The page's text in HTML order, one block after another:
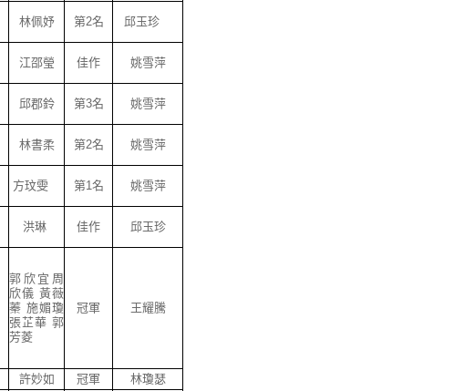
林佩妤 第2名 邱玉珍
江邵瑩 佳作 姚雪萍
邱郡鈴 第3名 姚雪萍
林書柔 第2名 姚雪萍
方玟雯 第1名 姚雪萍
洪琳 佳作 邱玉珍
郭欣宜周
欣儀 黃薇
蓁 施媚瓊
張芷華 郭
芳菱
冠軍 王耀騰
許妙如 冠軍
林瓊瑟